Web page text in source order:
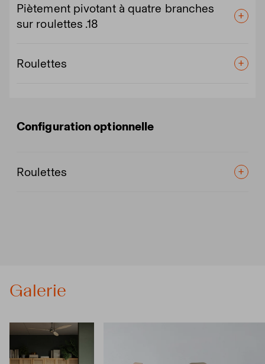
Piètement pivotant à quatre branches
sur roulettes .18
Roulettes
Configuration optionnelle
Roulettes
Galerie